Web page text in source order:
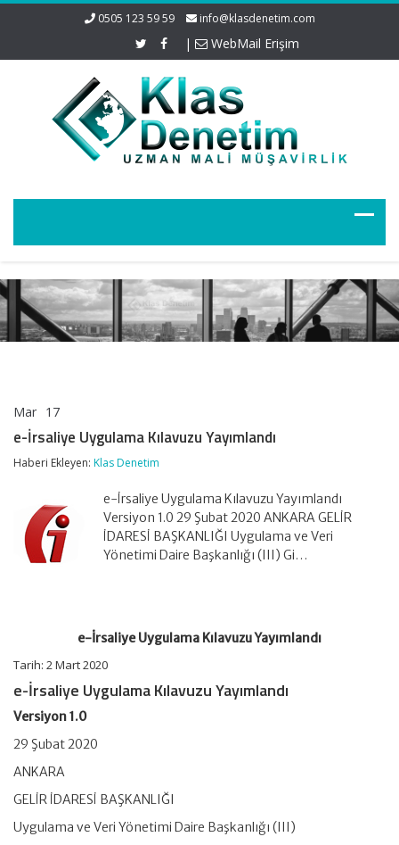
0505 123 59 59 info@klasdenetim.com
| WebMail Erişim
Mar 17
Uygulama
Kılavuzu
e-İrsaliye Uygulama Kılavuzu Yayımlandı
Haberi Ekleyen: Klas Denetim
e-İrsaliye Uygulama Kılavuzu Yayımlandı
Versiyon 1.0 29 Şubat 2020 ANKARA GELİR
İDARESİ BAŞKANLIĞI Uygulama ve Veri
Yönetimi Daire Başkanlığı (III) Gi…
e-İrsaliye Uygulama Kılavuzu Yayımlandı
Tarih: 2 Mart 2020
e-İrsaliye Uygulama Kılavuzu Yayımlandı
Versiyon 1.0
29 Şubat 2020
ANKARA
GELİR İDARESİ BAŞKANLIĞI
Uygulama ve Veri Yönetimi Daire Başkanlığı (III)